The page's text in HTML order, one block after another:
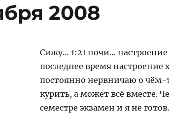
2008
Сижу… 1:21 ночи…
последнее время настроение
постоянно нервничаю о чём-
курить, а может всё вместе.
семестре экзамен и я не